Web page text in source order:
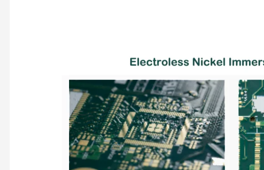
Oberflächenbeschaffenheit:
PCB-
Design